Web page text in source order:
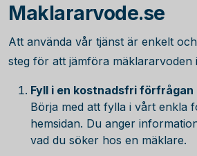
Maklararvode.se
Att använda vår tjänst är enkelt och
steg för att jämföra mäklararvoden
Fyll i en kostnadsfri förfrågan
Börja med att fylla i vårt enkla
hemsidan. Du anger
vad du söker hos en mäklare.